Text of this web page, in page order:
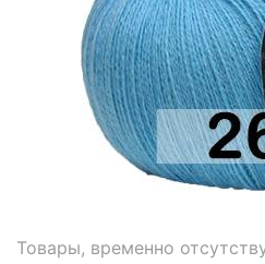
Товары, временно